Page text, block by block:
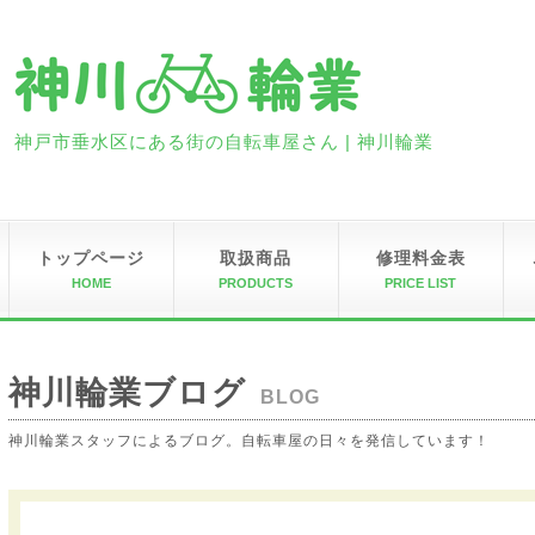
神戸市垂水区にある街の自転車屋さん | 神川輪業
トップページ
HOME
取扱商品
PRODUCTS
修理料金表
PRICE LIST
神川輪業ブログ BLOG
神川輪業スタッフによるブログ。自転車屋の日々を発信しています！